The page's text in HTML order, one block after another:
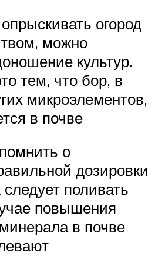
огород
можно
культур.
тем, что бор, в
микроэлементов,
в почве
о
дозировки
следует поливать
повышения
в почве